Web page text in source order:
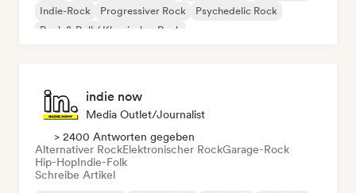
Indie-Rock
Progressiver Rock
Psychedelic Rock
Rock & Roll / Klassischer Rock
indie now
Media Outlet/Journalist
> 2400 Antworten gegeben
Alternativer RockElektronischer RockGarage-Rock
Hip-HopIndie-Folk
Schreibe Artikel